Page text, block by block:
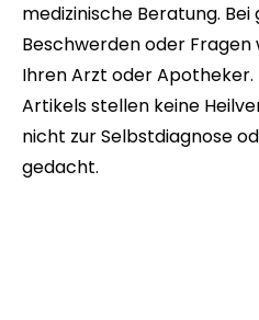
medizinische Beratung.
Beschwerden oder
Ihren Arzt oder Apotheker.
Artikels stellen keine
nicht zur Selbstdiagnose
gedacht.